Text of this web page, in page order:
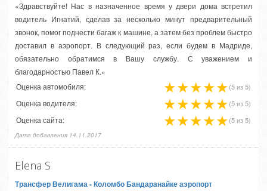
«Здравствуйте! Нас в назначенное время у двери дома встретил
водитель Игнатий, сделав за несколько минут предварительный
звонок, помог поднести багаж к машине, а затем без проблем быстро
доставил в аэропорт. В следующий раз, если будем в Мадриде,
обязательно обратимся в Вашу службу. С уважением и
благодарностью Павел К.»
Оценка автомобиля:
(5 из 5)
Оценка водителя: (5 из 5)
Оценка сайта: (5 из 5)
Дата добавления 14.11.2017
Elena S
Трансфер Велигама- Коломбо Бандаранайке аэропорт